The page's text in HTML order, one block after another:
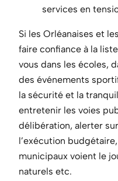
services en
Si les Orléanaises et
faire confiance à la
vous dans les écoles,
des événements
la sécurité et la
entretenir les voies
délibération, alerter
l’exécution
municipaux voient le
naturels etc.